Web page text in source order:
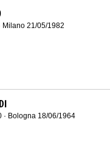
Milano 21/05/1982
· Bologna 18/06/1964